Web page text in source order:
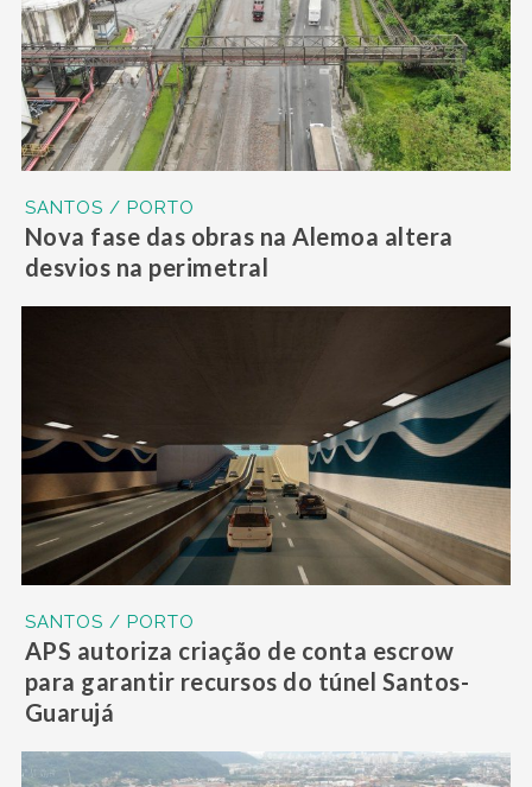
SANTOS / PORTO
Nova fase das obras na Alemoa altera
desvios na perimetral
SANTOS / PORTO
APS autoriza criação de conta escrow
para garantir recursos do túnel Santos-
Guarujá